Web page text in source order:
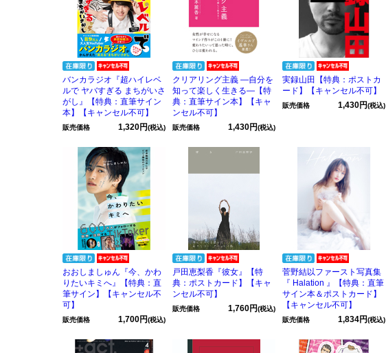
バンカラジオ『超ハイレベ
ルで ヤバすぎる まちがいさ
がし』【特典：直筆サイン
本】【キャンセル不可】
販売価格 1,320円(税込)
クリアリング主義 ―自分を
知って楽しく生きる―【特
典：直筆サイン本】【キャ
ンセル不可】
販売価格 1,430円(税込)
実録山田【特典：ポストカ
ード】【キャンセル不可】
販売価格 1,430円(税込)
おおしましゅん『今、かわ
りたいキミへ』【特典：直
筆サイン】【キャンセル不
可】
販売価格 1,700円(税込)
戸田恵梨香『彼女』【特
典：ポストカード】【キャ
ンセル不可】
販売価格 1,760円(税込)
菅野結以ファースト写真集
『 Halation 』【特典：直筆
サイン本＆ポストカード】
【キャンセル不可】
販売価格 1,834円(税込)